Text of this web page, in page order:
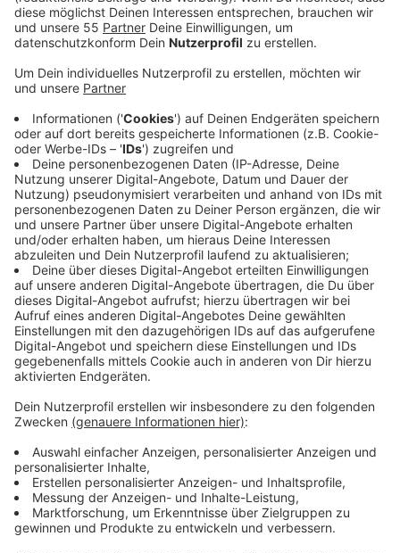
Anzeige
berichten von einem entspannten Wochenende. Trotz
steigendem Alkoholpegel kam es nur selten zu
Festnahmen. Am Nelkensamstag gab es an der Burg
Uda in Grefrath einen Taschendiebstahl, ansonsten
wurden nur wenige Platzverweise ausgesprochen. Es
mussten demnach auch nur wenige Menschen in
Gewahrsam genommen werden.
Anzeige
Veilchendienstag in Hüls
Anzeige
Am Dienstag (04.03.) steht noch der
Veilchendienstagszug in Krefeld-Hüls an. Los geht es
um 13:11 Uhr auf der Leidener Straße - ab 11:11 Uhr
gibt es eine Party auf dem Marktplatz.